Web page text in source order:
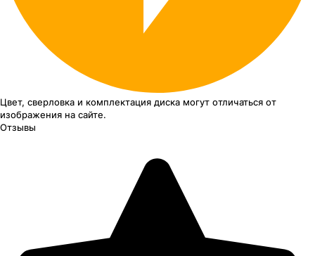
Цвет, сверловка и комплектация диска могут отличаться от
изображения на сайте.
Отзывы